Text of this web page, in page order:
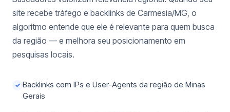
site recebe tráfego e backlinks de Carmesia/MG, o
algoritmo entende que ele é relevante para quem busca
da região — e melhora seu posicionamento em
pesquisas locais.
✓ Backlinks com IPs e User-Agents da região de Minas
Gerais